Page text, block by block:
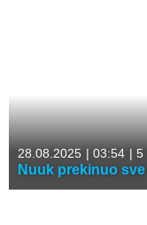
28.08.2025 | 03:54 | 5
Nuuk prekinuo